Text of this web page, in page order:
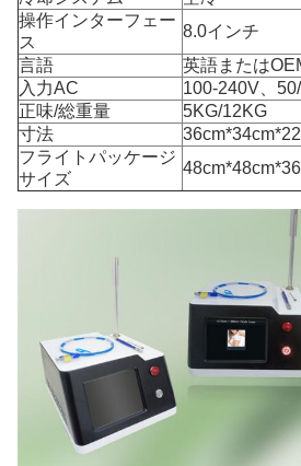
操作インターフェー
ス
8.0インチ
言語
英語または
入力AC
100-240V、
正味/総重量
5KG/12KG
寸法
フライトパッケージ
サイズ